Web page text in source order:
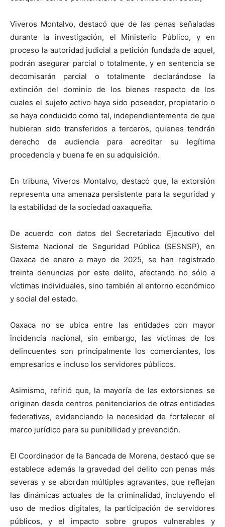
Viveros Montalvo, destacó que de las penas señaladas
durante la investigación, el Ministerio Público, y en
proceso la autoridad judicial a petición fundada de aquel,
podrán asegurar parcial o totalmente, y en sentencia se
decomisarán parcial o totalmente declarándose la
extinción del dominio de los bienes respecto de los
cuales el sujeto activo haya sido poseedor, propietario o
se haya conducido como tal, independientemente de que
hubieran sido transferidos a terceros, quienes tendrán
derecho de audiencia para acreditar su legítima
procedencia y buena fe en su adquisición.
En tribuna, Viveros Montalvo, destacó que, la extorsión
representa una amenaza persistente para la seguridad y
la estabilidad de la sociedad oaxaqueña.
De acuerdo con datos del Secretariado Ejecutivo del
Sistema Nacional de Seguridad Pública (SESNSP), en
Oaxaca de enero a mayo de 2025, se han registrado
treinta denuncias por este delito, afectando no sólo a
víctimas individuales, sino también al entorno económico
y social del estado.
Oaxaca no se ubica entre las entidades con mayor
incidencia nacional, sin embargo, las víctimas de los
delincuentes son principalmente los comerciantes, los
empresarios e incluso los servidores públicos.
Asimismo, refirió que, la mayoría de las extorsiones se
originan desde centros penitenciarios de otras entidades
federativas, evidenciando la necesidad de fortalecer el
marco jurídico para su punibilidad y prevención.
El Coordinador de la Bancada de Morena, destacó que se
establece además la gravedad del delito con penas más
severas y se abordan múltiples agravantes, que reflejan
las dinámicas actuales de la criminalidad, incluyendo el
uso de medios digitales, la participación de servidores
públicos, y el impacto sobre grupos vulnerables y